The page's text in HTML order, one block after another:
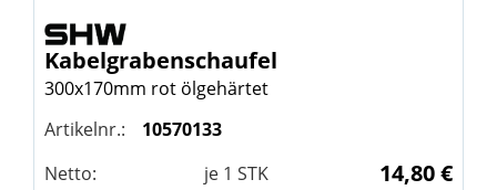
Kabelgrabenschaufel
300x170mm rot ölgehärtet
Artikelnr.:
10570133
Netto:
je 1 STK 14,80 €